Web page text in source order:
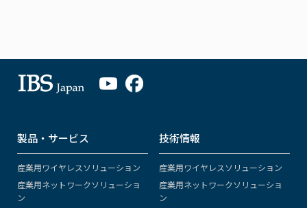
製品・サービス
産業用ワイヤレスソリューション
産業用ネットワークソリューショ
ン
技術情報
産業用ワイヤレスソリューション
産業用ネットワークソリューショ
ン